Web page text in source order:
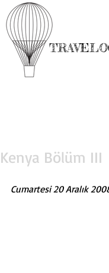
Kenya Bölüm III
Cumartesi 20 Aralık